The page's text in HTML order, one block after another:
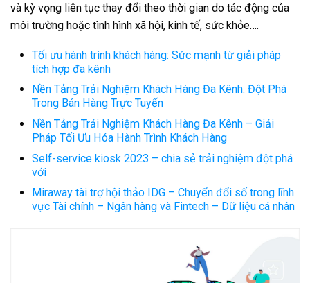
và kỳ vọng liên tục thay đổi theo thời gian do tác động của
môi trường hoặc tình hình xã hội, kinh tế, sức khỏe….
Tối ưu hành trình khách hàng: Sức mạnh từ giải pháp
tích hợp đa kênh
Nền Tảng Trải Nghiệm Khách Hàng Đa Kênh: Đột Phá
Trong Bán Hàng Trực Tuyến
Nền Tảng Trải Nghiệm Khách Hàng Đa Kênh – Giải
Pháp Tối Ưu Hóa Hành Trình Khách Hàng
Self-service kiosk 2023 – chia sẻ trải nghiệm đột phá
với
Miraway tài trợ hội thảo IDG – Chuyển đổi số trong lĩnh
vực Tài chính – Ngân hàng và Fintech – Dữ liệu cá nhân